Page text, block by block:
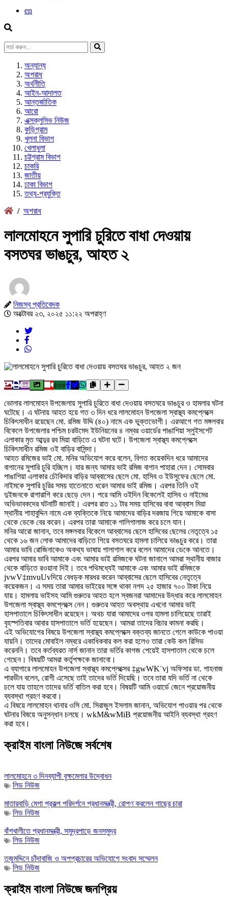
en
অন্যান্য
অপরাধ
অর্থনীতি
আইন-আদালত
আন্তর্জাতিক
আরো
এক্সক্লুসিভ নিউজ
কুড়িগ্রাম
খুলনা বিভাগ
খেলাধুলা
চট্টগ্রাম বিভাগ
চাকরি
জাতীয়
ঢাকা বিভাগ
তথ্য-প্রযুক্তি
/ অপরাধ
লালমোহনে সুপারি চুরিতে বাধা দেওয়ায়
বসতঘর ভাঙচুর, আহত ২
নিজস্ব প্রতিবেদক
অক্টোবর ২৩, ২০২৫ ১১:২২ অপরাহ্ণ
৫০০
ভোলার লালমোহন উপজেলায় সুপারি চুরিতে বাধা দেওয়ায় বসতঘরে ভাঙচুর ও হামলার ঘটনা
ঘটেছে। এ ঘটনায় আহত হয়ে গত ৩ দিন ধরে লালমোহন উপজেলা স্বাস্থ্য কমপ্লেক্সে
চিকিৎসাধীন রয়েছেন মো. রমিজ উদ্দি (৪০) নামে এক ভুক্তভোগী। এরআগে গত মঙ্গলবার
বিকেলে উপজেলার পশ্চিম চরউমেদ ইউনিয়নের ৪ নম্বর ওয়ার্ডের পাঙাশিয়া স্লুইসগেট
এলাকার মৃত আব্দুর রব মিয়া বাড়িতে এ ঘটনা ঘটে। উপজেলা স্বাস্থ্য কমপ্লেক্সে
চিকিৎসাধীন রমিজ ওই বাড়ির বাসিন্দা।
আহত রমিজের ভাই মো. মনির অভিযোগ করে বলেন, বিগত কয়েকদিন ধরে আমাদের
বাগানের সুপারি চুরি হচ্ছিল। যার জন্য আমার ভাই রমিজ বাগান পাহারা দেন। সোমবার
পাঙাশিয়া এলাকার চৌকিদার বাড়ির আব্বাসের ছেলে মো. হাসিব ও ইউসুফের ছেলে মো.
নাইমকে সুপারি চুরির সময় হাতেনাতে ধরেন আমার ভাই রমিজ। এরপর তিনি ওই
দুইজনকে রাগারাগি করে ছেড়ে দেন। পরে আমি ওইদিন বিকেলেই হাসিব ও নাইমের
অভিভাবকদের ঘটনাটি জানাই। এরপর রাত ১১ টার সময় হাসিবের বাবা আব্বাস মিয়া
স্থানীয় শাহাবুদ্দিন নামে এক ব্যক্তিকে নিয়ে আমাদের বাড়ির দরজায় গিয়ে আমাকে বাসা
থেকে ডেকে বের করেন। এরপর তারা আমাকে গালিগালাজ করে চলে যান।
মনির আরো জানান, তবে মঙ্গলবার বিকেলে আব্বাসের ছেলে হাসিবের ছেলের নেতৃত্বে ১৫
থেকে ১৬ জন লোক আমাদের বাড়িতে গিয়ে বসতঘরে হামলা চালিয়ে ভাঙচুর করে। তারা
আমার ভাবি রোজিনাকেও অকথ্য ভাষায় গালাগাল করে বলেন আমাদের ডেকে আনতে।
এরপর আমার ভাবি আমাকে এবং আমার ভাই রমিজকে ঘটনা জানালে আমরা স্থানীয় বাজার
থেকে বাড়িতে রওয়ানা দিই। তবে পথিমধ্যেই আমাকে এবং আমার ভাই রমিজকে
jvwV‡mvuUvদিয়ে বেধড়ক মারধর করেন আব্বাসের ছেলে হাসিবের নেতৃত্বে
কয়েকজন। এ সময় তারা আমার ভাইয়ের সঙ্গে থাকা নগদ ২৫ হাজার ৭০০ টাকা নিয়ে
যায়। হামলায় ভাইসহ আমি গুরুতর আহত হলে স্বজনরা আমাদের উদ্ধার করে লালমোহন
উপজেলা স্বাস্থ্য কমপ্লেক্সে নেন। গুরুতর আহত অবস্থায় এখনো আমার ভাই
হাসপাতালে চিকিৎসাধীন রয়েছেন। অথচ যারা আমাদের ওপর হামলা চালিয়েছে তারাই
বৃহস্পতিবার আবার হাসপাতালে ভর্তি হয়েছেন। আমরা তাদের বিচার কামনা করছি।
এই অভিযোগের বিষয়ে উপজেলা স্বাস্থ্য কমপ্লেক্সে বক্তব্য জানতে গেলে কাউকে পাওয়া
যায়নি। তাদের মোবাইল নম্বরে একাধিকবার কল করা হলেও তারা কেউ কল রিসিভ
করেননি। তবে কর্তব্যরত নার্স জানান তারা ভর্তির কাগজ পেয়েই হাসপাতাল থেকে চলে
গেছেন। বিষয়টি আমরা কর্তৃপক্ষকে জানাবো।
এ ব্যাপারে লালমোহন উপজেলা স্বাস্থ্য কমপ্লেক্সের ‡gwWK¨vj অফিসার ডা. শাহনাজ
পারভীন বলেন, রোগী এসেছে তাই তাদের ভর্তি দিয়েছি। তবে তারা যদি ভর্তি না থেকে
চলে যায় তাহলে তাদের ভর্তি বাতিল করা হবে। বিষয়টি আমি ওয়ার্ডে জেনে প্রয়োজনীয়
ব্যবস্থা গ্রহণ করবো।
এ বিষয়ে লালমোহন থানার ওসি মো. সিরাজুল ইসলাম জানান, অভিযোগ পাওয়ার পর থেকে
ঘটনার বিষয়ে অনুসন্ধান চলছে। wkM&‌wMiB প্রয়োজনীয় আইনি ব্যবস্থা গ্রহণ
করা হবে।
ক্রাইম বাংলা নিউজে সর্বশেষ
লালমোহনে ৩ দিনব্যাপী বৃক্ষমেলার উদ্বোধন
লিড নিউজ
মাতারবাড়ি মেগা প্রকল্প পরিদর্শনে প্রধানমন্ত্রী, রোপণ করলেন গাছের চারা
লিড নিউজ
বাঁশখালীতে প্রধানমন্ত্রী, সমুদ্রপাড়ে জনসমুদ্র
লিড নিউজ
তজুমদ্দিনে চাঁদাবাজি ও অপপ্রচারের অভিযোগে সংবাদ সম্মেলন
লিড নিউজ
ক্রাইম বাংলা নিউজে জনপ্রিয়